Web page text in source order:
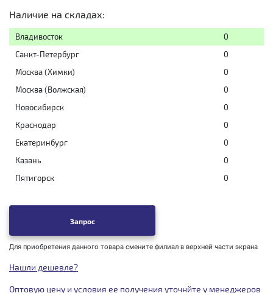
Наличие на складах:
Владивосток
0
Санкт-Петербург
0
Москва (Химки)
0
Москва (Волжская)
0
Новосибирск
0
Краснодар
0
Екатеринбург
0
Казань
0
Пятигорск
0
Запрос
Для приобретения данного товара смените филиал в верхней части экрана
Нашли дешевле?
Оптовую цену и условия ее получения уточнйте у менеджеров